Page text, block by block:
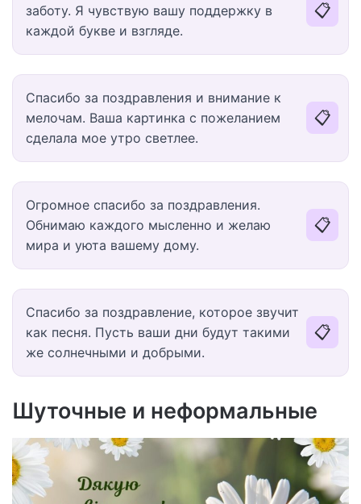
заботу. Я чувствую вашу поддержку в
каждой букве и взгляде.
📋
Спасибо за поздравления и внимание к
мелочам. Ваша картинка с пожеланием
сделала мое утро светлее.
📋
Огромное спасибо за поздравления.
Обнимаю каждого мысленно и желаю
мира и уюта вашему дому.
📋
Спасибо за поздравление, которое звучит
как песня. Пусть ваши дни будут такими
же солнечными и добрыми.
📋
Шуточные и неформальные